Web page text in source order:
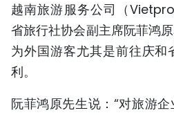
图库
视频
人民报社简
越南旅游服务公司（
省旅行社协会副主席阮菲鸿
为外国游客尤其是前往庆和
利。
阮菲鸿原先生说：“对旅游